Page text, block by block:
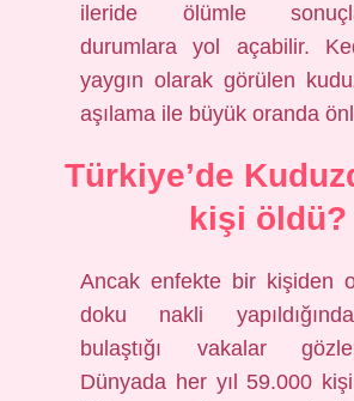
ileride ölümle
durumlara yol açabilir.
yaygın olarak görülen
aşılama ile büyük oranda
Türkiye’de
kişi öldü?
Ancak enfekte bir kişiden
doku nakli
bulaştığı vakalar
Dünyada her yıl 59.000